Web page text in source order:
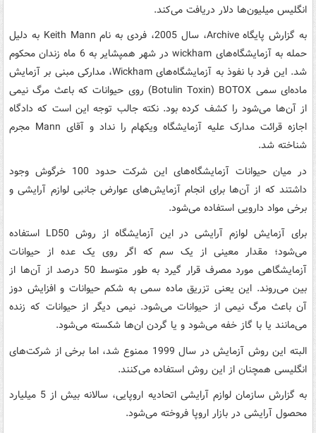
انگلیس میلیون‌ها دلار دریافت می‌کند.
به گزارش پایگاه Archive، سال 2005، فردی به نام Keith Mann به دلیل
حمله به آزمایشگاه‌های wickham در شهر همپشایر به 6 ماه زندان محکوم
شد. این فرد با نفوذ به آزمایشگاه‌های Wickham، مدارکی مبنی بر آزمایش
ماده‌ای سمی Botulin Toxin) BOTOX) روی حیوانات که باعث مرگ نیمی
از آن‌ها می‌شود را کشف کرده بود. نکته جالب توجه این است که دادگاه
اجازه قرائت مدارک علیه آزمایشگاه ویکهام را نداد و آقای Mann مجرم
شناخته شد.
در میان حیوانات آزمایشگاه‌های این شرکت حدود 100 خرگوش وجود
داشتند که از آن‌ها برای انجام آزمایش‌های عوارض جانبی لوازم آرایشی و
برخی مواد دارویی استفاده می‌شود.
برای آزمایش لوازم آرایشی در این آزمایشگاه از روش LD50‌ استفاده
می‌شود؛ مقدار معینی از یک سم که اگر روی یک عده از حیوانات
آزمایشگاهی مورد مصرف قرار گیرد به طور متوسط 50 درصد از آن‌ها از
بین می‌روند. این یعنی تزریق ماده سمی به شکم حیوانات و افزایش دوز
آن باعث مرگ نیمی از حیوانات می‌شود. نیمی دیگر از حیوانات که زنده
می‌مانند یا با گاز خفه می‌شود و یا گردن ان‌ها شکسته می‌شود.
البته این روش آزمایش در سال 1999 ممنوع شد، اما برخی از شرکت‌های
انگلیسی همچنان از این روش استفاده می‌کنند.
به گزارش سازمان لوازم آرایشی اتحادیه اروپایی، سالانه بیش از 5 میلیارد
محصول آرایشی در بازار اروپا فروخته می‌شود.